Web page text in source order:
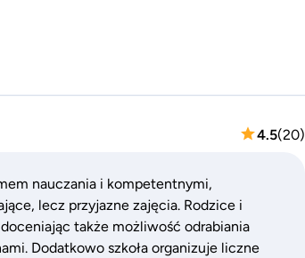
4.5(20)
nauczania i kompetentnymi,
lecz przyjazne zajęcia. Rodzice i
także możliwość odrabiania
Dodatkowo szkoła organizuje liczne